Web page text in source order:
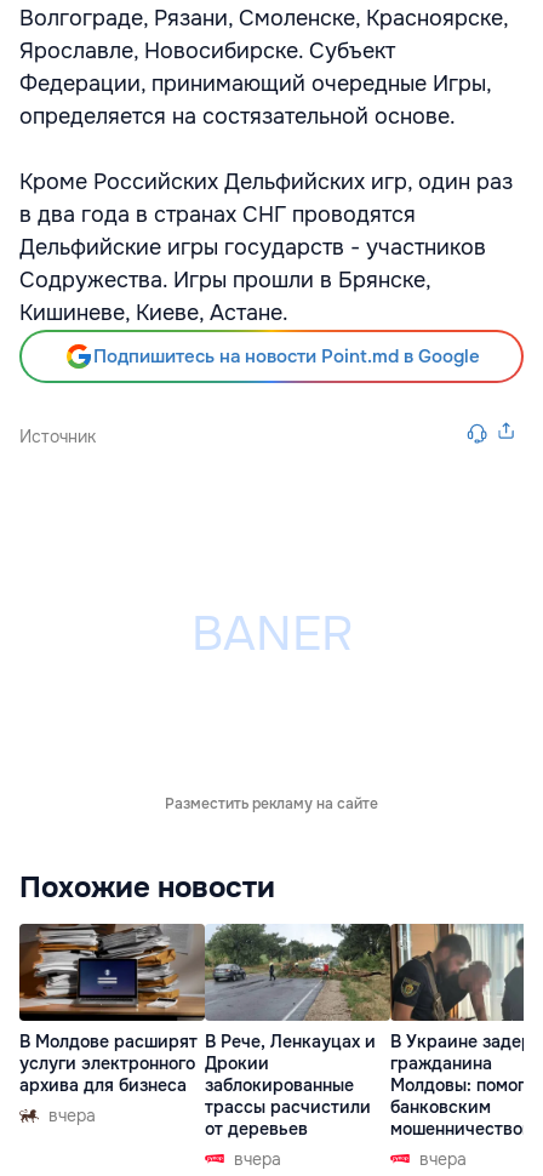
Волгограде, Рязани, Смоленске, Красноярске,
Ярославле, Новосибирске. Субъект
Федерации, принимающий очередные Игры,
определяется на состязательной основе.
Кроме Российских Дельфийских игр, один раз
в два года в странах СНГ проводятся
Дельфийские игры государств - участников
Содружества. Игры прошли в Брянске,
Кишиневе, Киеве, Астане.
Подпишитесь на новости Point.md в Google
Источник
Разместить рекламу на сайте
Похожие новости
В Молдове расширят
услуги электронного
архива для бизнеса
вчера
В Рече, Ленкауцах и
Дрокии
заблокированные
трассы расчистили
от деревьев
вчера
В Украине
гражданина
Молдовы:
банковским
мошенничеством
Чехиивчера